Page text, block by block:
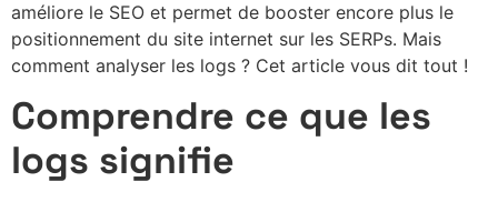
améliore le SEO et permet de booster encore plus le
positionnement du site internet sur les SERPs. Mais
comment analyser les logs ? Cet article vous dit tout !
Comprendre ce que les
logs signifie